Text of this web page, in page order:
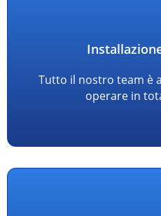
Tutto il nostro team è
operare in